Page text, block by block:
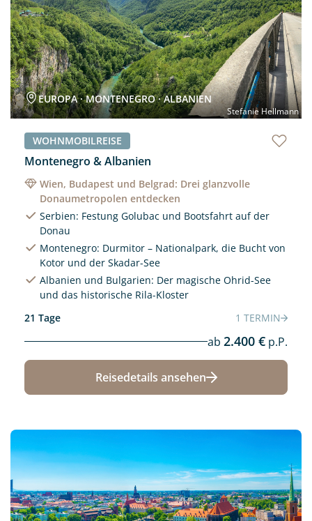
Stefanie Hellmann
EUROPA · MONTENEGRO · ALBANIEN
WOHNMOBILREISE
Montenegro & Albanien
Wien, Budapest und Belgrad: Drei glanzvolle
Donaumetropolen entdecken
Serbien: Festung Golubac und Bootsfahrt auf der
Donau
Montenegro: Durmitor – Nationalpark, die Bucht von
Kotor und der Skadar-See
Albanien und Bulgarien: Der magische Ohrid-See
und das historische Rila-Kloster
21 Tage
1 TERMIN
ab 2.400 € p.P.
Reisedetails ansehen
Neu